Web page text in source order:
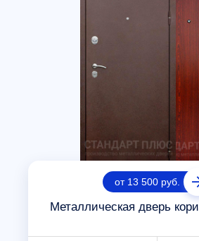
от 13 500 руб.
Металлическая дверь